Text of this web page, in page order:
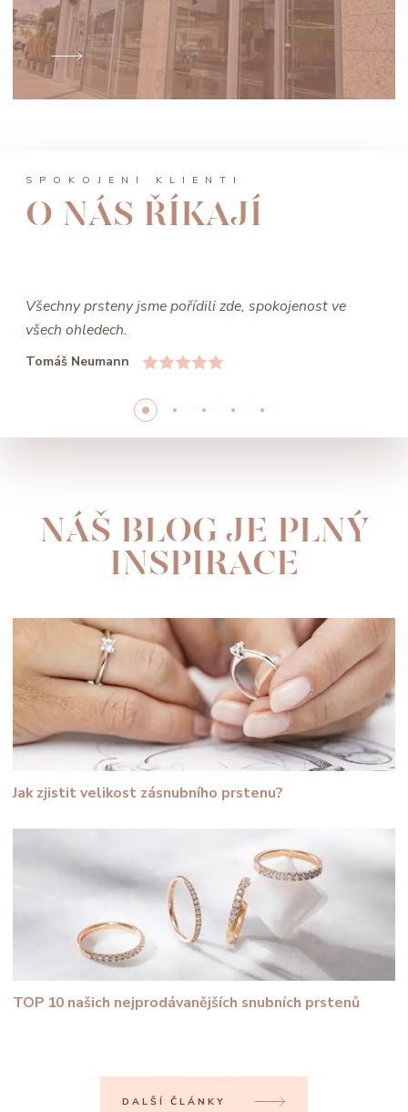
SPOKOJENÍ KLIENTI
O NÁS ŘÍKAJÍ
Všechny prsteny jsme pořídili zde, spokojenost ve
všech ohledech.
Tomáš Neumann
NÁŠ BLOG JE PLNÝ
INSPIRACE
Jak zjistit velikost zásnubního prstenu?
TOP 10 našich nejprodávanějších snubních prstenů
DALŠÍ ČLÁNKY